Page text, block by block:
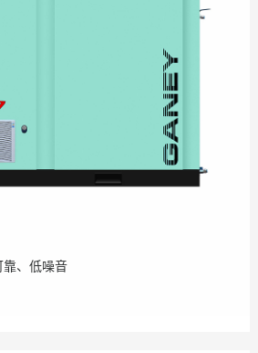
靠、低噪音